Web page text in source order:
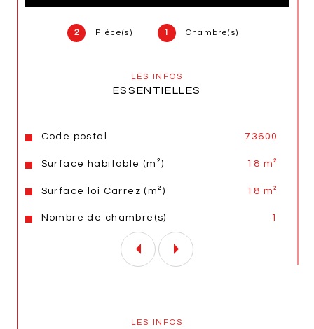
2 Pièce(s) 1 Chambre(s)
LES INFOS
ESSENTIELLES
Caractéristiques Valeurs
Code postal 73600
Surface habitable (m²) 18 m²
Surface loi Carrez (m²) 18 m²
Nombre de chambre(s) 1
Bien en copropriété, pas de procédure en
Annonce proposée par un agent commercial
Les informations sur les risques auxquels ce bien est
LES INFOS